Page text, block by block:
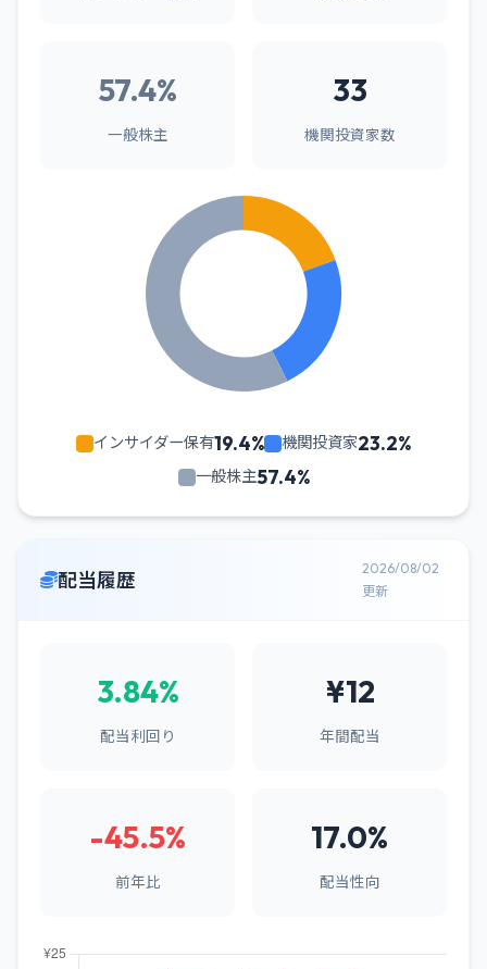
57.4%
一般株主
33
機関投資家数
インサイダー保有19.4% 機関投資家23.2%
一般株主57.4%
配当履歴
2026/08/02
更新
3.84%
配当利回り
¥12
年間配当
-45.5%
前年比
17.0%
配当性向